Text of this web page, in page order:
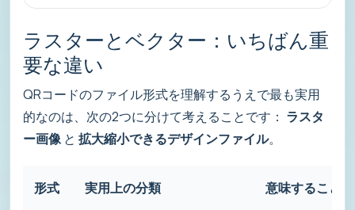
ラスターとベクター：いちばん重
要な違い
QRコードのファイル形式を理解するうえで最も実用
的なのは、次の2つに分けて考えることです： ラスタ
ー画像と 拡大縮小できるデザインファイル。
形式 実用上の分類 意味すること